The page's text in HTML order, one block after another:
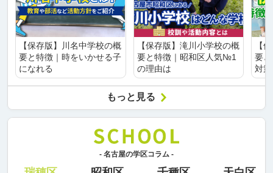
【保存版】川名中学校の概
要と特徴｜時をいかせる子
になれる
【保存版】滝川小学校の概
要と特徴｜昭和区人気№1
の理由は
【
要
対
もっと見る
- 名古屋の学区コラム -